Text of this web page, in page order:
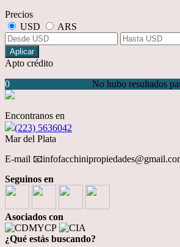
Precios
USD
ARS
Aplicar
Apto crédito
No hubo resultados
0
Encontranos en
(223) 5636042
Mar del Plata
E-mail
Seguinos en
Asociados con
¿Qué estás buscando?